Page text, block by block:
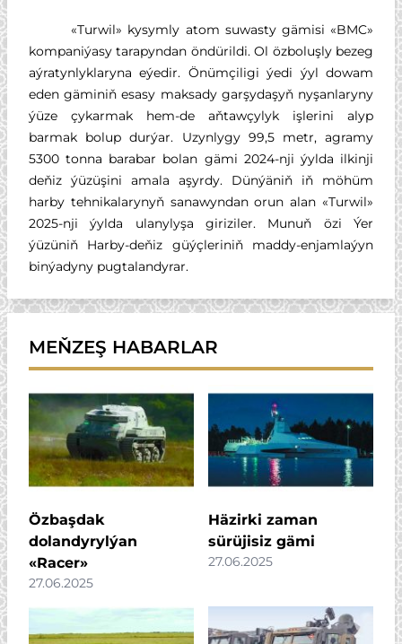
«Turwil» kysymly atom suwasty gämisi «BMC»
kompaniýasy tarapyndan öndürildi. Ol özboluşly bezeg
aýratynlyklaryna eýedir. Önümçiligi ýedi ýyl dowam
eden gäminiň esasy maksady garşydaşyň nyşanlaryny
ýüze çykarmak hem-de aňtawçylyk işlerini alyp
barmak bolup durýar. Uzynlygy 99,5 metr, agramy
5300 tonna barabar bolan gämi 2024-nji ýylda ilkinji
deňiz ýüzüşini amala aşyrdy. Dünýäniň iň möhüm
harby tehnikalarynyň sanawyndan orun alan «Turwil»
2025-nji ýylda ulanylyşa giriziler. Munuň özi Ýer
ýüzüniň Harby-deňiz güýçleriniň maddy-enjamlaýyn
binýadyny pugtalandyrar.
MEŇZEŞ HABARLAR
Özbaşdak
dolandyrylýan
«Racer»
27.06.2025
Häzirki zaman
sürüjisiz gämi
27.06.2025